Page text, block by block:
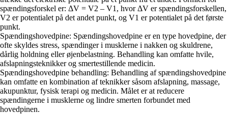
spændingsforskel er: ΔV = V2 – V1, hvor ΔV er spændingsforskellen,
V2 er potentialet på det andet punkt, og V1 er potentialet på det første
punkt.
Spændingshovedpine: Spændingshovedpine er en type hovedpine, der
ofte skyldes stress, spændinger i musklerne i nakken og skuldrene,
dårlig holdning eller øjenbelastning. Behandling kan omfatte hvile,
afslapningsteknikker og smertestillende medicin.
Spændingshovedpine behandling: Behandling af spændingshovedpine
kan omfatte en kombination af teknikker såsom afslapning, massage,
akupunktur, fysisk terapi og medicin. Målet er at reducere
spændingerne i musklerne og lindre smerten forbundet med
hovedpinen.